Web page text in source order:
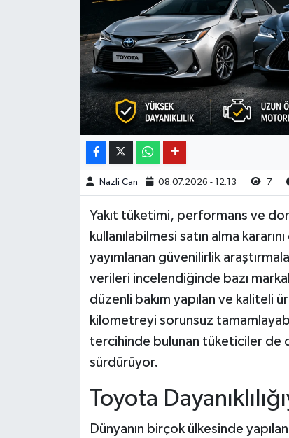
Nazli Can 08.07.2026 - 12:13 7
Yakıt tüketimi, performans ve
kullanılabilmesi satın alma
yayımlanan güvenilirlik
verileri incelendiğinde bazı
düzenli bakım yapılan ve kaliteli
kilometreyi sorunsuz
tercihinde bulunan tüketiciler de
sürdürüyor.
Toyota
Dünyanın birçok ülkesinde